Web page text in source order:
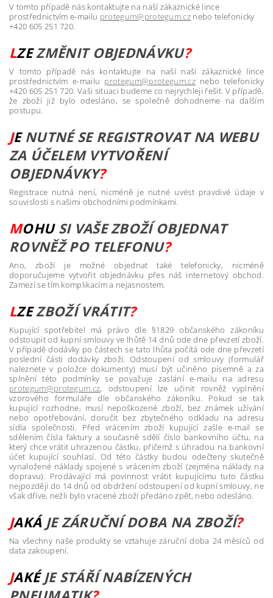
V tomto případě nás kontaktujte na naší zákaznické lince
prostřednictvím e-mailu protegum@protegum.cz nebo telefonicky
+420 605 251 720.
LZE ZMĚNIT OBJEDNÁVKU?
V tomto případě nás kontaktujte na naší naší zákaznické lince
prostřednictvím e-mailu protegum@protegum.cznebo telefonicky
+420 605 251 720. Vaši situaci budeme co nejrychleji řešit. V případě,
že zboží již bylo odesláno, se společně dohodneme na dalším
postupu.
JE NUTNÉ SE REGISTROVAT NA WEBU
ZA ÚČELEM VYTVOŘENÍ
OBJEDNÁVKY?
Registrace nutná není, nicméně je nutné uvést pravdivé údaje v
souvislosti s našimi obchodními podmínkami.
MOHU SI VAŠE ZBOŽÍ OBJEDNAT
ROVNĚŽ PO TELEFONU?
Ano, zboží je možné objednat také telefonicky, nicméně
doporučujeme vytvořit objednávku přes náš internetový obchod.
Zamezí se tím komplikacím a nejasnostem.
LZEZBOŽÍ VRÁTIT?
Kupující spotřebitel má právo dle §1829 občanského zákoníku
odstoupit od kupní smlouvy ve lhůtě 14 dnů ode dne převzetí zboží.
V případě dodávky po částech se tato lhůta počítá ode dne převzetí
poslední části dodávky zboží. Odstoupení od smlouvy (formulář
naleznete v položce dokumenty) musí být učiněno písemně a za
splnění této podmínky se považuje zaslání e-mailu na adresu
protegum@protegum.cz, odstoupení lze učinit rovněž vyplnění
vzorového formuláře dle občanského zákoníku. Pokud se tak
kupující rozhodne, musí nepoškozené zboží, bez známek užívání
nebo opotřebování, doručit bez zbytečného odkladu na adresu
sídla společnosti. Před vrácením zboží kupující zašle e-mail se
sdělením čísla faktury a současně sdělí číslo bankovního účtu, na
který chce vrátit uhrazenou částku, přičemž s úhradou na bankovní
účet kupující souhlasí. Od této částky budou odečteny skutečně
vynaložené náklady spojené s vrácením zboží (zejména náklady na
dopravu). Prodávající má povinnost vrátit kupujícímu tuto částku
nejpozději do 14 dnů od obdržení odstoupení od kupní smlouvy, ne
však dříve, nežli bylo vracené zboží předáno zpět, nebo odesláno.
JAKÁ JE ZÁRUČNÍ DOBA NA ZBOŽÍ?
Na všechny naše produkty se vztahuje záruční doba 24 měsíců od
data zakoupení.
JAKÉJE STÁŘÍ NABÍZENÝCH